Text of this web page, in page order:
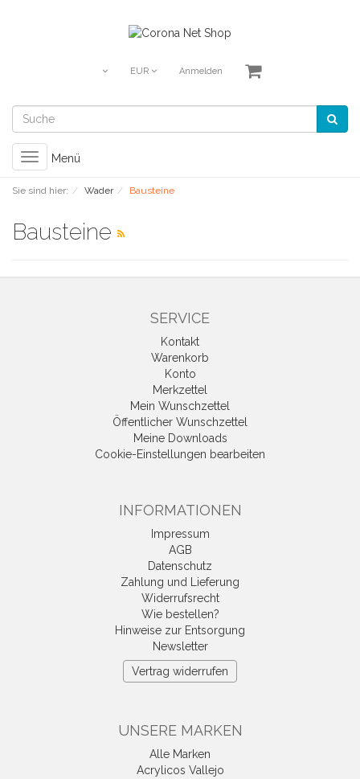
EUR Anmelden
Toggle
navigation
Menü
Sie sind hier: Wader Bausteine
Bausteine
SERVICE
Kontakt
Warenkorb
Konto
Merkzettel
Mein Wunschzettel
Öffentlicher Wunschzettel
Meine Downloads
Cookie-Einstellungen bearbeiten
INFORMATIONEN
Impressum
AGB
Datenschutz
Zahlung und Lieferung
Widerrufsrecht
Wie bestellen?
Hinweise zur Entsorgung
Newsletter
Vertrag widerrufen
UNSERE MARKEN
Alle Marken
Acrylicos Vallejo